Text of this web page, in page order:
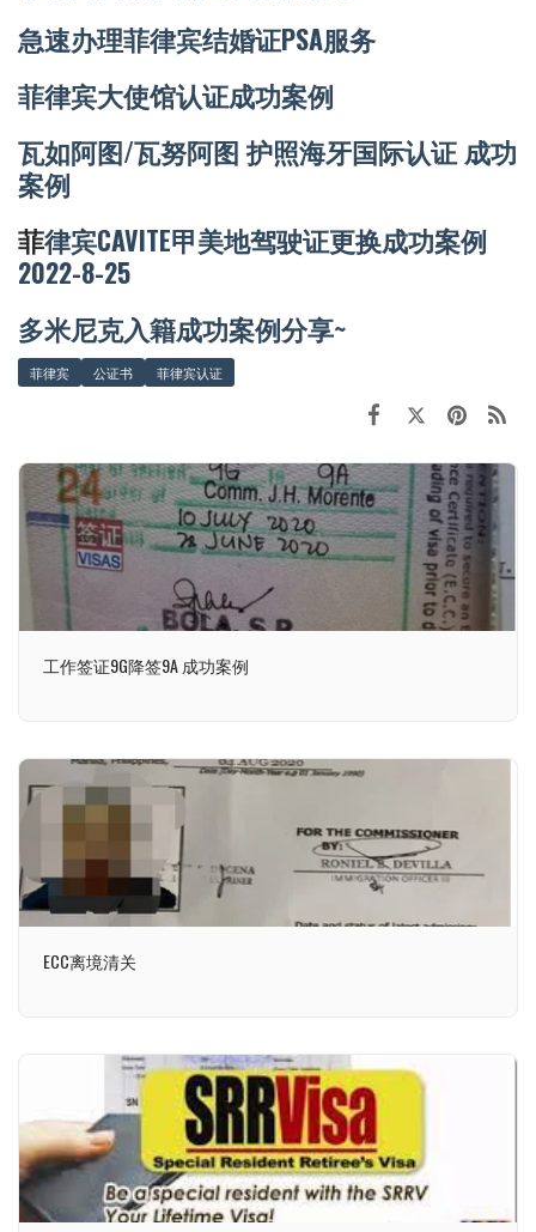
急速办理菲律宾结婚证PSA服务
菲律宾大使馆认证成功案例
瓦如阿图/瓦努阿图 护照海牙国际认证 成功
案例
菲律宾CAVITE甲美地驾驶证更换成功案例
2022-8-25
多米尼克入籍成功案例分享~
菲律宾 公证书 菲律宾认证
工作签证9G降签9A 成功案例
ECC离境清关